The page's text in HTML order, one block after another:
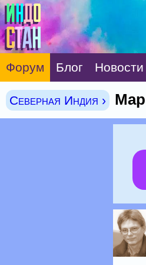
Форум Блог Новости
Северная Индия ›